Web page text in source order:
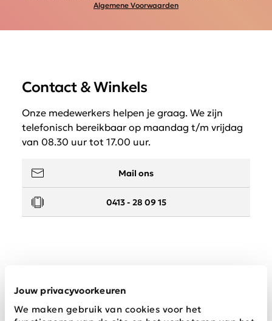
Jouw privacyvoorkeuren
We maken gebruik van cookies voor het
Algemene Voorwaarden
Contact & Winkels
Onze medewerkers helpen je graag. We zijn
telefonisch bereikbaar op maandag t/m vrijdag
van 08.30 uur tot 17.00 uur.
Mail ons
0413 - 28 09 15